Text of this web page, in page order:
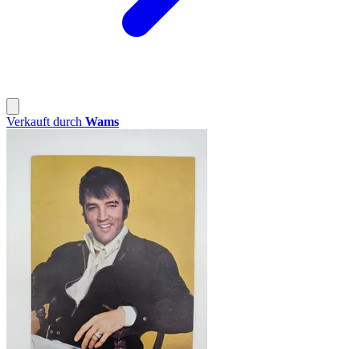
Verkauft durch Wams